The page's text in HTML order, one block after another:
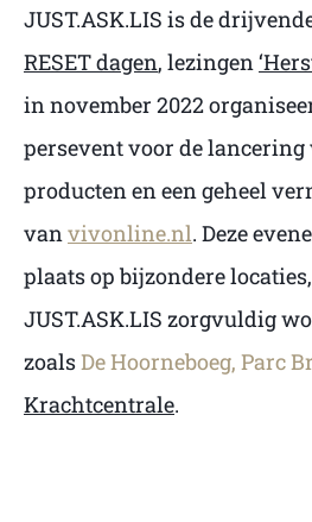
JUST.ASK.LIS is de
RESET dagen, lezingen
in november 2022
persevent voor de
producten en een geheel
van vivonline.nl. Deze
plaats op bijzondere
JUST.ASK.LIS zorgvuldig
zoalsDe Hoorneboeg, Parc
Krachtcentrale.